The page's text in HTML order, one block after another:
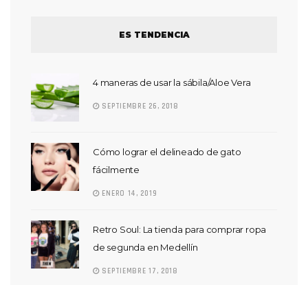
ES TENDENCIA
4 maneras de usar la sábila/Aloe Vera
SEPTIEMBRE 26, 2018
Cómo lograr el delineado de gato
fácilmente
ENERO 14, 2019
Retro Soul: La tienda para comprar ropa
de segunda en Medellín
SEPTIEMBRE 17, 2018